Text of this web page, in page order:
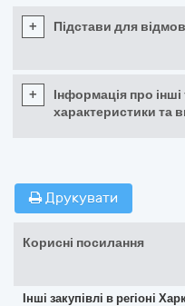
+ Підстави для
+
Інформація про інші
характеристики та
Друкувати
Корисні посилання
Інші закупівлі в регіоні